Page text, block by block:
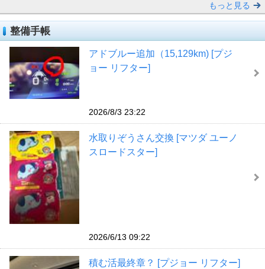
もっと見る
整備手帳
アドブルー追加（15,129km) [プジ
ョー リフター]
2026/8/3 23:22
水取りぞうさん交換 [マツダ ユーノ
スロードスター]
2026/6/13 09:22
積む活最終章？ [プジョー リフター]